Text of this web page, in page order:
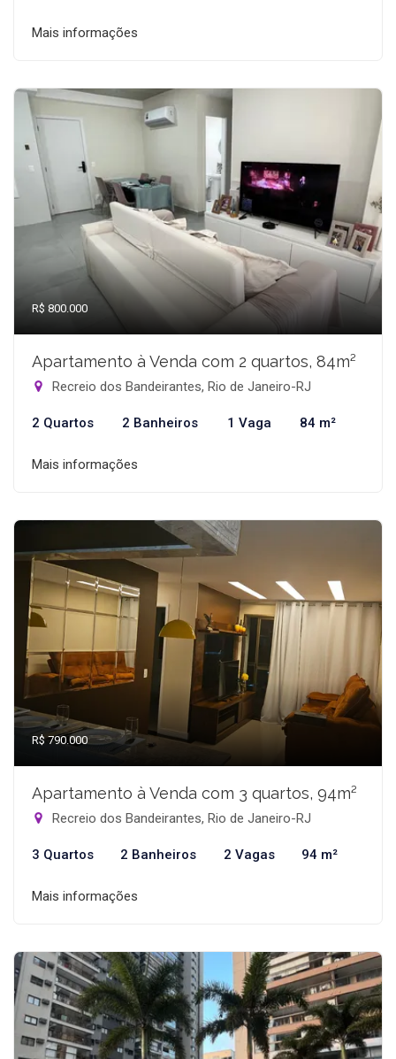
Mais informações
R$ 800.000
Apartamento à Venda com 2 quartos, 84m²
Recreio dos Bandeirantes, Rio de Janeiro-RJ
2 Quartos 2 Banheiros 1 Vaga 84 m²
Mais informações
R$ 790.000
Apartamento à Venda com 3 quartos, 94m²
Recreio dos Bandeirantes, Rio de Janeiro-RJ
3 Quartos 2 Banheiros 2 Vagas 94 m²
Mais informações